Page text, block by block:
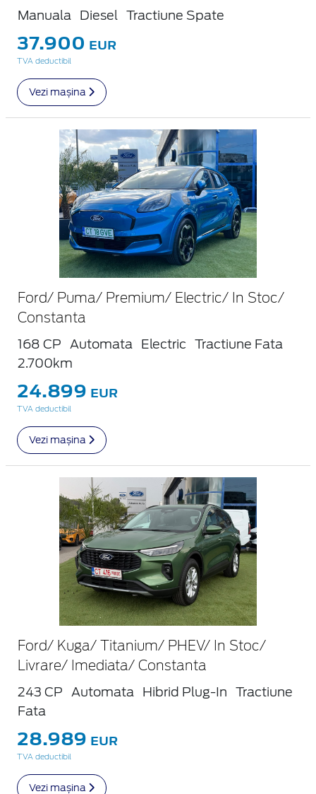
Manuala Diesel Tractiune Spate
37.900 EUR
TVA deductibil
Vezi mașina
Ford/ Puma/ Premium/ Electric/ In Stoc/
Constanta
168 CP Automata Electric
Tractiune Fata
2.700km
24.899 EUR
TVA deductibil
Vezi mașina
Ford/ Kuga/ Titanium/ PHEV/ In Stoc/
Livrare/ Imediata/ Constanta
243 CP Automata Hibrid Plug-In
Tractiune
Fata
28.989 EUR
TVA deductibil
Vezi mașina